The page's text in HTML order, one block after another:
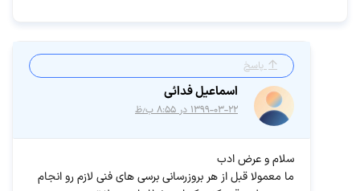
پاسخ
اسماعیل فدائی
۱۳۹۹-۰۳-۲۲ در ۸:۵۵ ب٫ظ
سلام و عرض ادب
ما معمولا قبل از هر بروزرسانی برسی های فنی لازم رو انجام